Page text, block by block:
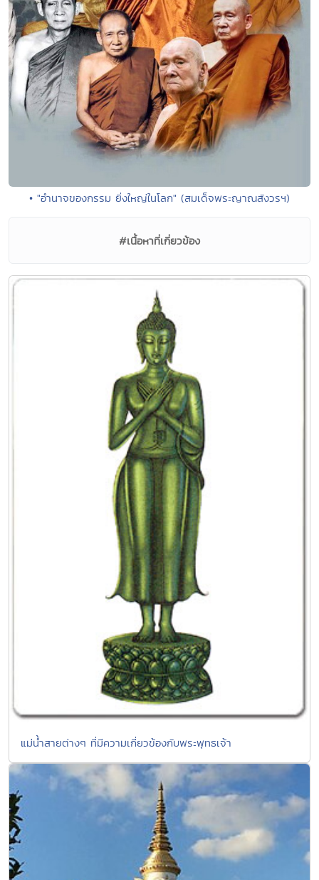
• "อำนาจของกรรม ยิ่งใหญ่ในโลก" (สมเด็จพระญาณสังวรฯ)
#เนื้อหาที่เกี่ยวข้อง
แม่น้ำสายต่างๆ ที่มีความเกี่ยวข้องกับพระพุทธเจ้า